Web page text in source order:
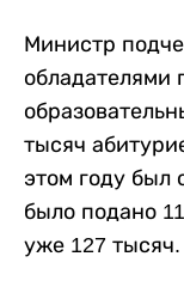
Министр
обладателями
тысяч
этом году был
было подано
уже 127